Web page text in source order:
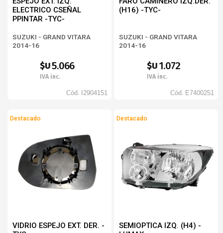
ELECTRICO CSEÑAL
PPINTAR -TYC-
SUZUKI - GRAND VITARA
2014-16
$U5.066
IVA inc.
Cód. I2904151
(H16) -TYC-
SUZUKI - GRAND VITARA
2014-16
$U1.072
IVA inc.
Cód. E7400251
Destacado
VIDRIO ESPEJO EXT. DER. -
Destacado
SEMIOPTICA IZQ. (H4) -